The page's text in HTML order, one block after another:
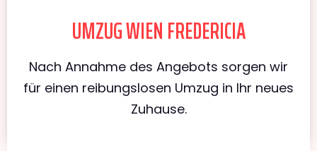
UMZUG WIEN FREDERICIA
Nach Annahme des Angebots sorgen wir
für einen reibungslosen Umzug in Ihr neues
Zuhause.